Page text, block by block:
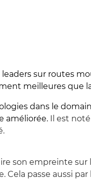
sur routes
meilleures que
dans le
améliorée. Il est
son empreinte
Cela passe aussi